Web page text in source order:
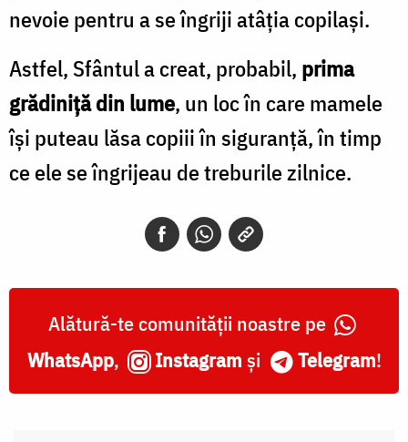
nevoie pentru a se îngriji atâția copilași.
Astfel, Sfântul a creat, probabil, prima
grădiniță din lume, un loc în care mamele
își puteau lăsa copiii în siguranță, în timp
ce ele se îngrijeau de treburile zilnice.
Alătură-te comunității noastre pe
WhatsApp, Instagram și Telegram!